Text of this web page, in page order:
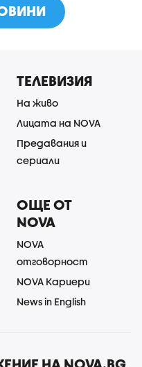
ТЕЛЕВИЗИЯ
На живо
Лицата на NOVA
Предавания и
сериали
ОЩЕ ОТ
NOVA
NOVA
отговорност
NOVA Кариери
News in English
НА NOVA.BG